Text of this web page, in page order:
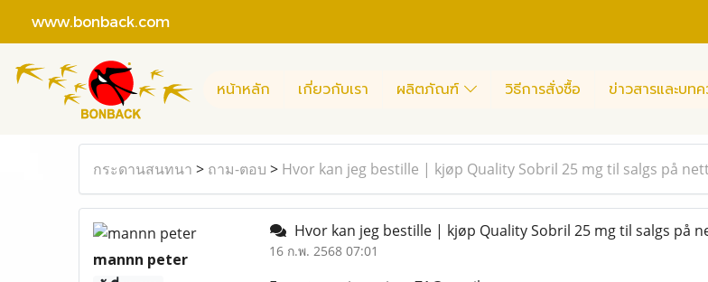
www.bonback.com
หน้าหลัก เกี่ยวกับเรา ผลิตภัณฑ์ วิธีการสั่งซื้อ ข่าวสารและบท
กระดานสนทนา > ถาม-ตอบ > Hvor kan jeg bestille | kjøp Quality Sobril 25 mg til salgs på
mannn peter
Hvor kan jeg bestille | kjøp Quality Sobril 25 mg til salgs på
16 ก.พ. 2568 07:01